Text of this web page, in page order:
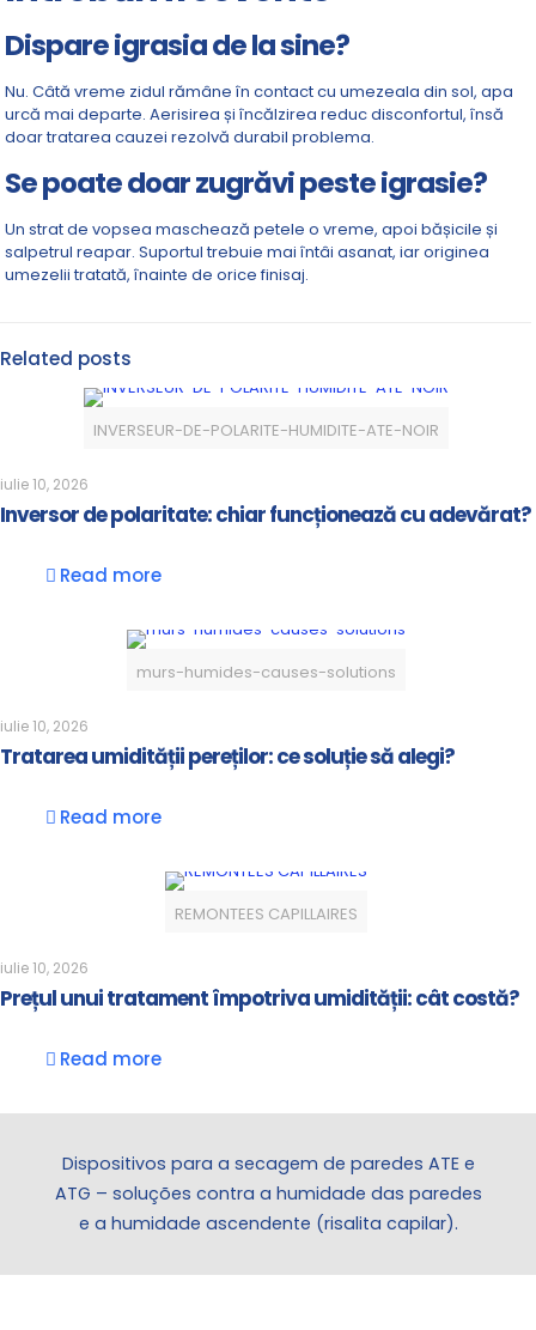
Dispare igrasia de la sine?
Nu. Câtă vreme zidul rămâne în contact cu umezeala din sol, apa
urcă mai departe. Aerisirea și încălzirea reduc disconfortul, însă
doar tratarea cauzei rezolvă durabil problema.
Se poate doar zugrăvi peste igrasie?
Un strat de vopsea maschează petele o vreme, apoi bășicile și
salpetrul reapar. Suportul trebuie mai întâi asanat, iar originea
umezelii tratată, înainte de orice finisaj.
Related posts
INVERSEUR-DE-POLARITE-HUMIDITE-ATE-NOIR
iulie 10, 2026
Inversor de polaritate: chiar funcționează cu adevărat?
Read more
murs-humides-causes-solutions
iulie 10, 2026
Tratarea umidității pereților: ce soluție să alegi?
Read more
REMONTEES CAPILLAIRES
iulie 10, 2026
Prețul unui tratament împotriva umidității: cât costă?
Read more
Dispositivos para a secagem de paredes ATE e
ATG – soluções contra a humidade das paredes
e a humidade ascendente (risalita capilar).